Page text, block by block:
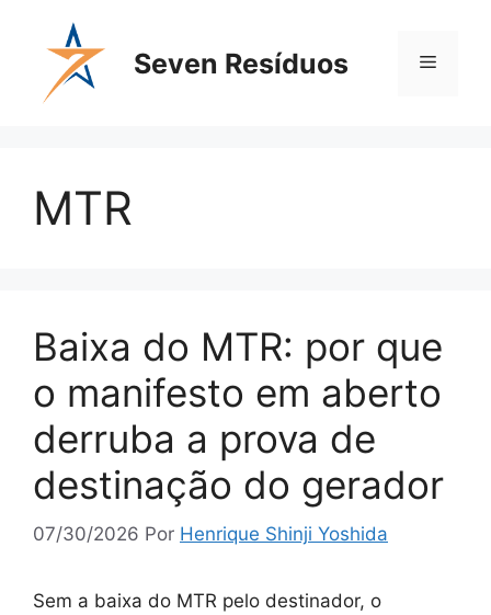
Seven Resíduos
MTR
Baixa do MTR: por que
o manifesto em aberto
derruba a prova de
destinação do gerador
07/30/2026 Por Henrique Shinji Yoshida
Sem a baixa do MTR pelo destinador, o